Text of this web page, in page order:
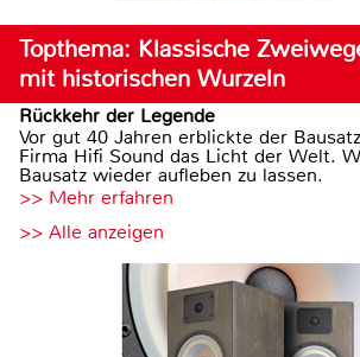
Topthema: Klassische
mit historischen Wurzeln
Rückkehr der Legende
Vor gut 40 Jahren erblickte der
Firma Hifi Sound das Licht der Welt.
Bausatz wieder aufleben zu lassen.
>> Mehr erfahren
>> Alle anzeigen